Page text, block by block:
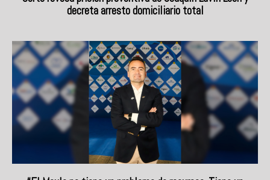
decreta arresto domiciliario total